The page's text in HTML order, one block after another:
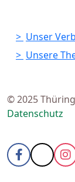
Unser
Unsere
© 2025
Datenschutz